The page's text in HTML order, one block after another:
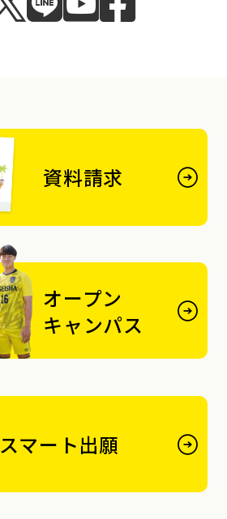
資料請求
オープン
キャンパス
スマート出願